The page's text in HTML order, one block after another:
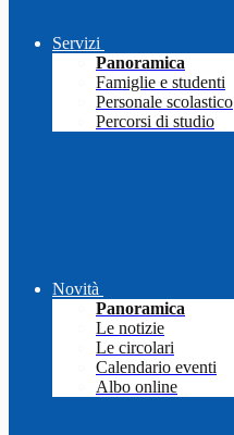
Servizi
Panoramica
Famiglie e studenti
Personale scolastico
Percorsi di studio
Novità
Panoramica
Le notizie
Le circolari
Calendario eventi
Albo online